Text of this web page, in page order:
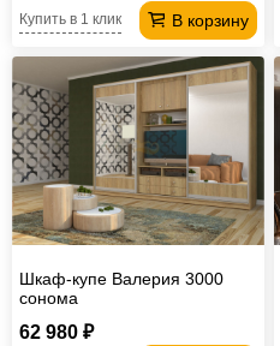
В корзину
Купить в 1 клик
Шкаф-купе Валерия 3000
сонома
62 980 ₽